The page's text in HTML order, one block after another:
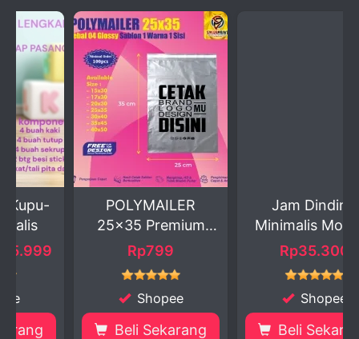
POLYMAILER
25×35 Premium
Shopee
Beli Sekarang
Jam Dinding
Minimalis Modern
Rp35.300
Shopee
Beli Sekarang